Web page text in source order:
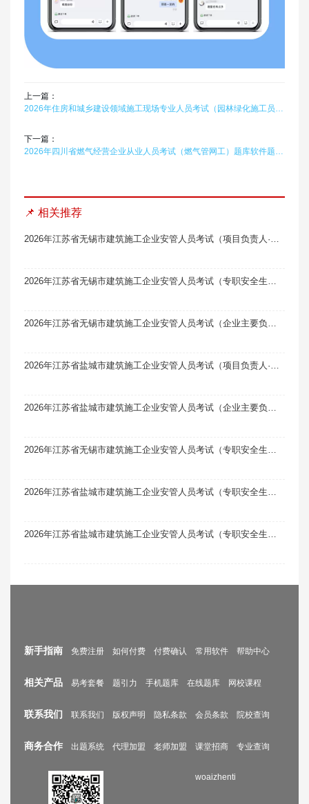
上一篇：
2026年住房和城乡建设领域施工现场专业人员考试（园林绿化施工员）题库软件题引力
下一篇：
2026年四川省燃气经营企业从业人员考试（燃气管网工）题库软件题引力
📌 相关推荐
新手指南 免费注册 如何付费 付费确认 常用软件 帮助中心
相关产品 易考套餐 题引力 手机题库 在线题库 网校课程
联系我们 联系我们 版权声明 隐私条款 会员条款 院校查询
商务合作 出题系统 代理加盟 老师加盟 课堂招商 专业查询
woaizhenti